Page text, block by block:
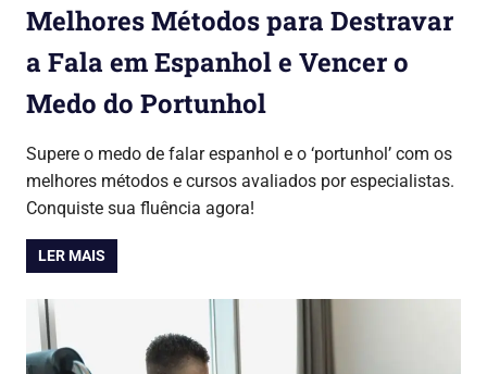
Melhores Métodos para Destravar
a Fala em Espanhol e Vencer o
Medo do Portunhol
Supere o medo de falar espanhol e o ‘portunhol’ com os
melhores métodos e cursos avaliados por especialistas.
Conquiste sua fluência agora!
LER MAIS